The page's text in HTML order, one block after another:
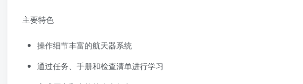
主要特色
操作细节丰富的航天器系统
通过任务、手册和检查清单进行学习